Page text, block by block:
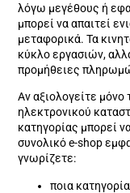
λόγω μεγέθους ή
μπορεί να απαιτεί
μεταφορικά. Τα
κύκλο εργασιών,
προμήθειες
Αν αξιολογείτε
ηλεκτρονικού
κατηγορίας μπορεί
συνολικό e-shop
γνωρίζετε:
ποια